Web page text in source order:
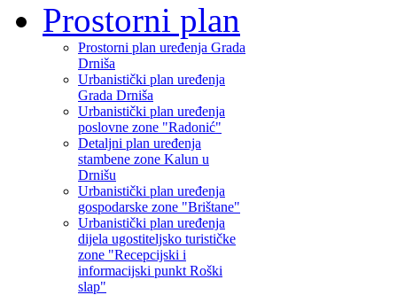
Prostorni plan
Prostorni plan uređenja Grada
Drniša
Urbanistički plan uređenja
Grada Drniša
Urbanistički plan uređenja
poslovne zone "Radonić"
Detaljni plan uređenja
stambene zone Kalun u
Drnišu
Urbanistički plan uređenja
gospodarske zone "Brištane"
Urbanistički plan uređenja
dijela ugostiteljsko turističke
zone "Recepcijski i
informacijski punkt Roški
slap"